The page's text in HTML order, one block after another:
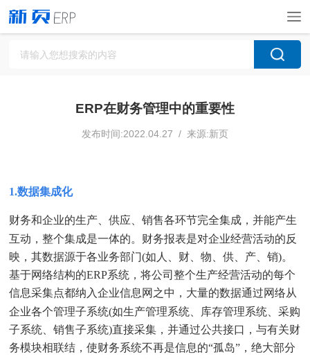
ERP在财务管理中的重要性
发布时间:2022.04.27 / 来源:新页
1.数据集成化
财务和企业的生产、供应、销售各环节完全集成，并能产生
互动，整个集成是一体的。财务报表是对企业经营活动的反
映，其数据源于各业务部门(如人、财、物、供、产、销)。
基于网络结构的ERP系统，将公司整个生产经营活动的每个
信息采集点都纳入企业信息网之中，大量的数据通过网络从
企业各个管理子系统(如生产管理系统、库存管理系统、采购
子系统、销售子系统)直接采集，并通过公共接口，与有关财
务模块相联结，使财务系统不再是信息的“孤岛”，绝大部分